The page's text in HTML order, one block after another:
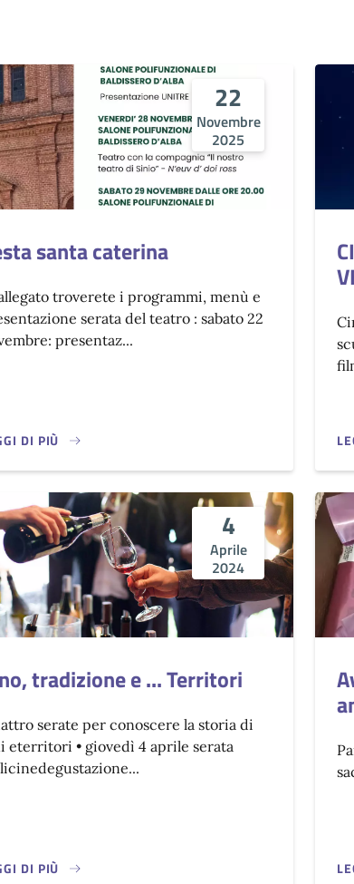
22
Novembre
2025
santa caterina
troverete i programmi, menù e
serata del teatro : sabato 22
presentaz...
DI PIÙ
4
Aprile
2024
tradizione e ... Territori
serate per conoscere la storia di
eterritori • giovedì 4 aprile serata
DI PIÙ